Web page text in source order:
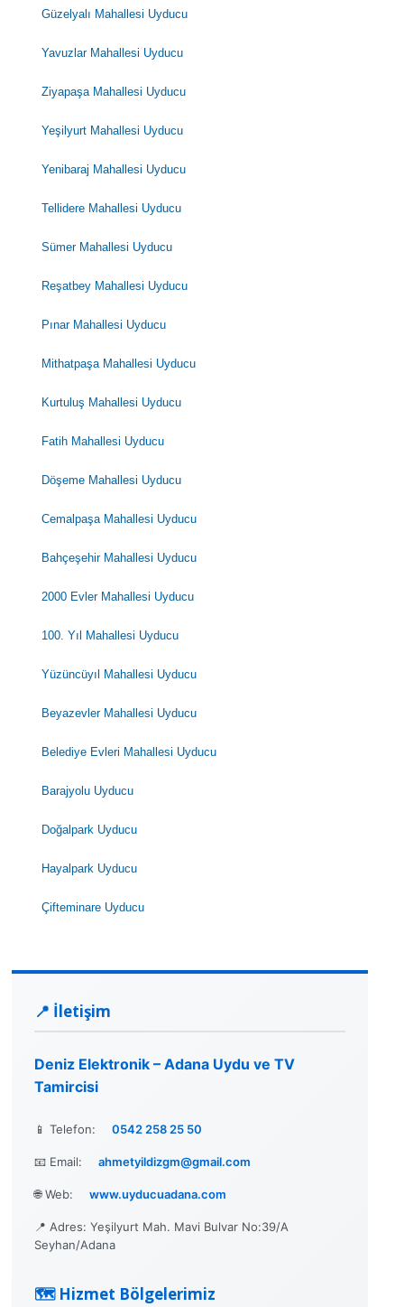
Güzelyalı Mahallesi Uyducu
Yavuzlar Mahallesi Uyducu
Ziyapaşa Mahallesi Uyducu
Yeşilyurt Mahallesi Uyducu
Yenibaraj Mahallesi Uyducu
Tellidere Mahallesi Uyducu
Sümer Mahallesi Uyducu
Reşatbey Mahallesi Uyducu
Pınar Mahallesi Uyducu
Mithatpaşa Mahallesi Uyducu
Kurtuluş Mahallesi Uyducu
Fatih Mahallesi Uyducu
Döşeme Mahallesi Uyducu
Cemalpaşa Mahallesi Uyducu
Bahçeşehir Mahallesi Uyducu
2000 Evler Mahallesi Uyducu
100. Yıl Mahallesi Uyducu
Yüzüncüyıl Mahallesi Uyducu
Beyazevler Mahallesi Uyducu
Belediye Evleri Mahallesi Uyducu
Barajyolu Uyducu
Doğalpark Uyducu
Hayalpark Uyducu
Çifteminare Uyducu
📍 İletişim
Deniz Elektronik – Adana Uydu ve TV
Tamircisi
📱 Telefon: 0542 258 25 50
📧 Email: ahmetyildizgm@gmail.com
🌐 Web: www.uyducuadana.com
📍 Adres: Yeşilyurt Mah. Mavi Bulvar No:39/A
Seyhan/Adana
🗺️ Hizmet Bölgelerimiz